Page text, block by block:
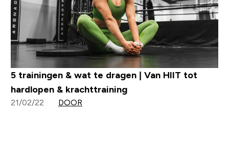
5 trainingen & wat te dragen | Van HIIT tot
hardlopen & krachttraining
21/02/22 DOOR